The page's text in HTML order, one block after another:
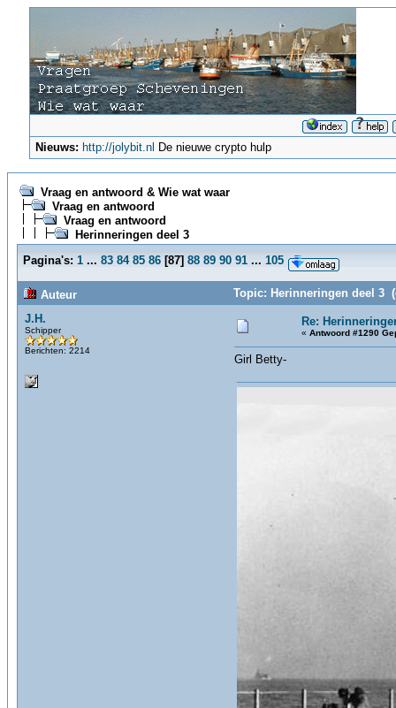
Nieuws: http://jolybit.nl De nieuwe crypto hulp
Vraag en antwoord & Wie wat waar
Vraag en antwoord
Vraag en antwoord
Herinneringen deel 3
Pagina's: 1 ... 83 84 85 86 [87] 88 89 90 91 ... 105
Auteur
Topic: Herinneringen deel 3
J.H.
Schipper
Berichten: 2214
Re:
« Antwoord #1290
Girl Betty-